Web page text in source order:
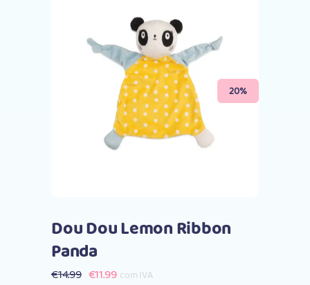
20%
Dou Dou Lemon Ribbon
Panda
€14.99 O
€11.99Ocom IVA